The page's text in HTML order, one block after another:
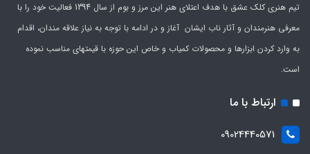
تیم هنری کلک عشق با هدف اعتلای هنر این مرز و بوم از سال 1394 فعالیت خود را با
معرفی هنرمندان و آثار ناب ایشان آغاز و در ادامه با توجه به نیاز علاقه مندان، اقدام
به وارد کردن ابزارها و محصولات کمیاب و خاص این حوزه با قیمتهای مناسب نموده
است.
ارتباط با ما
09024440571